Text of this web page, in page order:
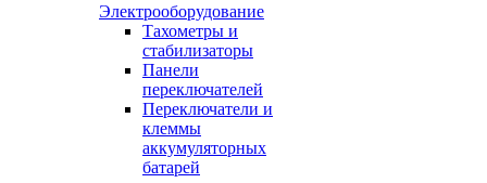
Электрооборудование
Тахометры и
стабилизаторы
Панели
переключателей
Переключатели и
клеммы
аккумуляторных
батарей